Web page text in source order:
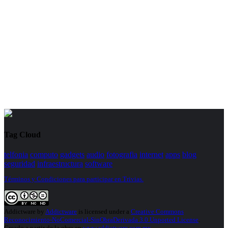
Tag Cloud
telfonia computo gadgets audio fotografia internet apps blog
seguridad infraestructura software
Términos y Condiciones para participar en Trivias.
Addictware by Addictware is licensed under a Creative Commons
Reconocimiento-NoComercial-SinObraDerivada 3.0 Unported License